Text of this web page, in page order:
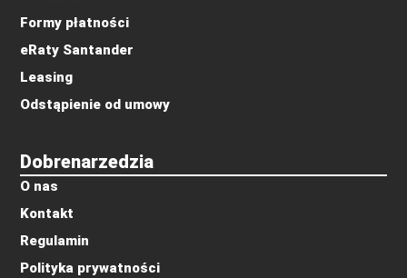
Dobrenarzedzia
O nas
Kontakt
Regulamin
Polityka prywatności
Formy płatności
eRaty Santander
Leasing
Odstąpienie od umowy